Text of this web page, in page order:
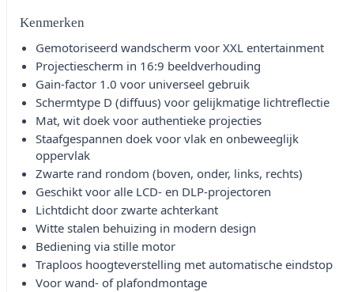
Kenmerken
Gemotoriseerd wandscherm voor XXL entertainment
Projectiescherm in 16:9 beeldverhouding
Gain-factor 1.0 voor universeel gebruik
Schermtype D (diffuus) voor gelijkmatige lichtreflectie
Mat, wit doek voor authentieke projecties
Staafgespannen doek voor vlak en onbeweeglijk
oppervlak
Zwarte rand rondom (boven, onder, links, rechts)
Geschikt voor alle LCD- en DLP-projectoren
Lichtdicht door zwarte achterkant
Witte stalen behuizing in modern design
Bediening via stille motor
Traploos hoogteverstelling met automatische eindstop
Voor wand- of plafondmontage